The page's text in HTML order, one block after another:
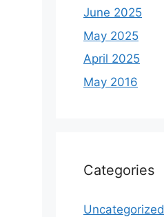
June 2025
May 2025
April 2025
May 2016
Categories
Uncategorized